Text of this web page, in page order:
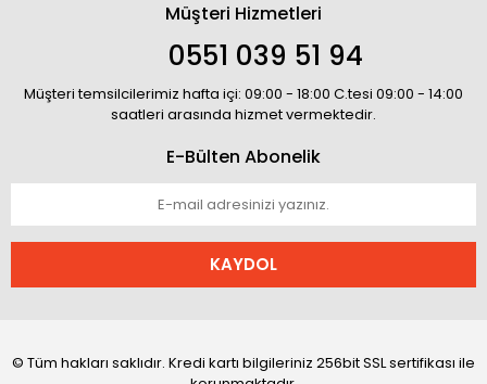
Müşteri Hizmetleri
0551 039 51 94
Müşteri temsilcilerimiz hafta içi: 09:00 - 18:00 C.tesi 09:00 - 14:00
saatleri arasında hizmet vermektedir.
E-Bülten Abonelik
KAYDOL
© Tüm hakları saklıdır. Kredi kartı bilgileriniz 256bit SSL sertifikası ile